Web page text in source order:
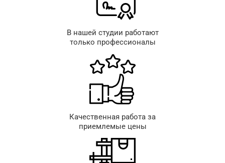
В нашей студии работают
только профессионалы
Качественная работа за
приемлемые цены